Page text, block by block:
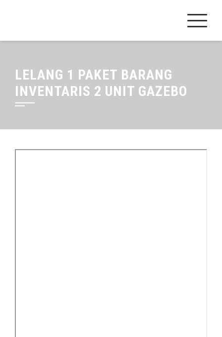
LELANG 1 PAKET BARANG
INVENTARIS 2 UNIT GAZEBO